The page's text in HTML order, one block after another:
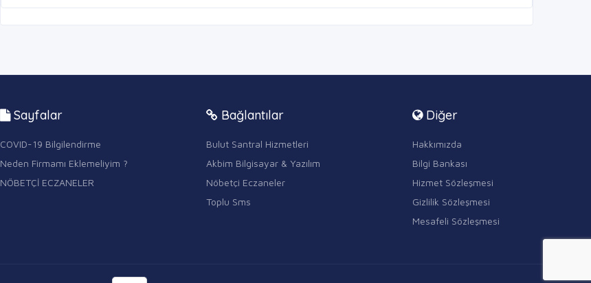
Sayfalar
COVID-19 Bilgilendirme
Neden Firmamı Eklemeliyim ?
NÖBETÇİ ECZANELER
Bağlantılar
Bulut Santral Hizmetleri
Akbim Bilgisayar & Yazılım
Nöbetçi Eczaneler
Toplu Sms
Diğer
Hakkımızda
Bilgi Bankası
Hizmet Sözleşmesi
Gizlilik Sözleşmesi
Mesafeli Sözleşmesi